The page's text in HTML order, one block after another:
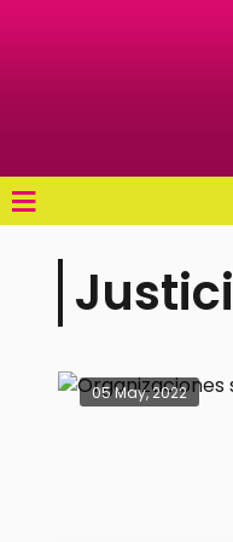
≡
05 May, 2022